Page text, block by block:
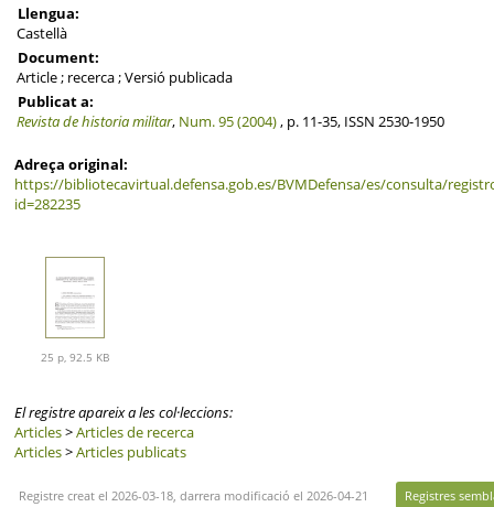
Llengua:
Castellà
Document:
Article ; recerca ; Versió publicada
Publicat a:
Revista de historia militar, Num. 95 (2004), p. 11-35, ISSN 2530-1950
Adreça original:
https://bibliotecavirtual.defensa.gob.es/BVMDefensa/es/consulta/
id=282235
25 p, 92.5 KB
El registre apareix a les col·leccions:
Articles>Articles de recerca
Articles>Articles publicats
Registre creat el 2026-03-18, darrera modificació el 2026-04-21 Registres